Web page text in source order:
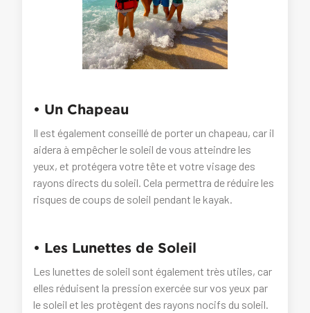
• Un Chapeau
Il est également conseillé de porter un chapeau, car il
aidera à empêcher le soleil de vous atteindre les
yeux, et protégera votre tête et votre visage des
rayons directs du soleil. Cela permettra de réduire les
risques de coups de soleil pendant le kayak.
• Les Lunettes de Soleil
Les lunettes de soleil sont également très utiles, car
elles réduisent la pression exercée sur vos yeux par
le soleil et les protègent des rayons nocifs du soleil.